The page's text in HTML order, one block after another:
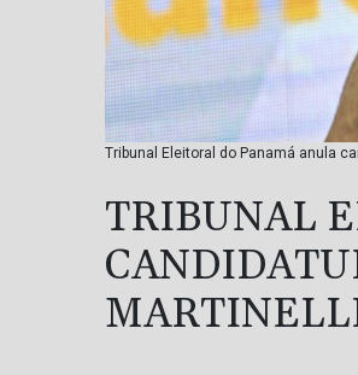
Tribunal Eleitoral do Panamá anula
TRIBUNAL